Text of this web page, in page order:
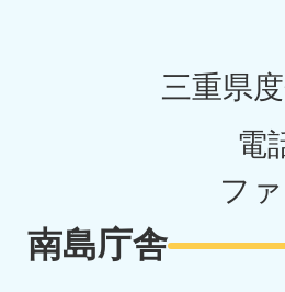
三重県
電
フ
南島庁舎